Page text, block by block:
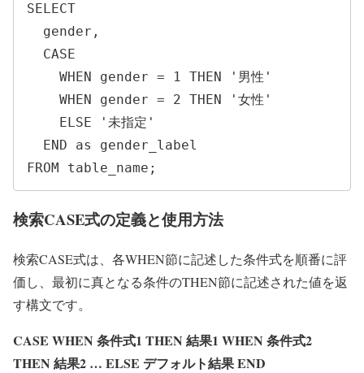
SELECT
FROM table_name;
検索CASE式の定義と使用方法
検索CASE式は、各WHEN節に記述した条件式を順番に評
価し、最初に真となる条件のTHEN節に記述された値を返
す構文です。
CASE WHEN 条件式1 THEN 結果1 WHEN 条件式2
THEN 結果2 … ELSE デフォルト結果 END